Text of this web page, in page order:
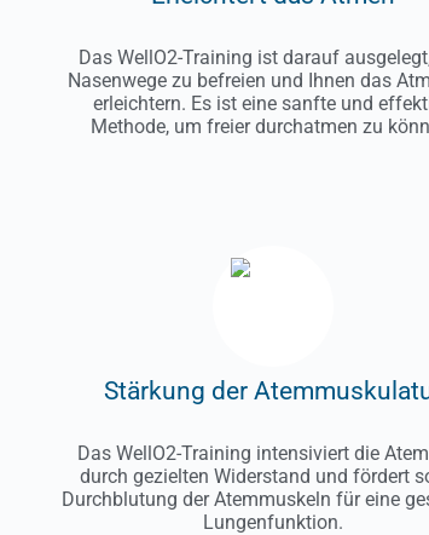
Das WellO2-Training ist darauf
Nasenwege zu befreien und Ihnen das
erleichtern. Es ist eine sanfte und
Methode, um freier durchatmen zu
Stärkung der
Das WellO2-Training intensiviert die
durch gezielten Widerstand und fördert
Durchblutung der Atemmuskeln für eine
Lungenfunktion.